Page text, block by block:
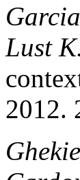
Lust
2012.